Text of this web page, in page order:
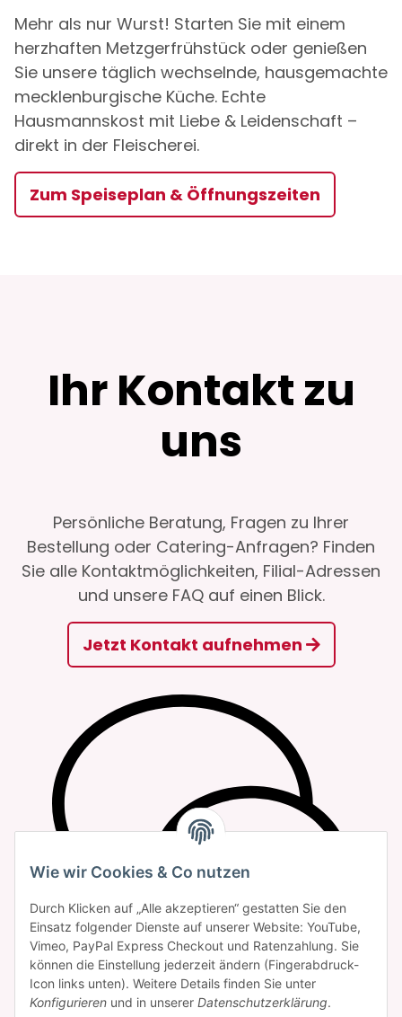
Mehr als nur Wurst! Starten Sie mit einem
herzhaften Metzgerfrühstück oder genießen
Sie unsere täglich wechselnde, hausgemachte
mecklenburgische Küche. Echte
Hausmannskost mit Liebe & Leidenschaft –
direkt in der Fleischerei.
Zum Speiseplan & Öffnungszeiten
Ihr Kontakt zu
uns
Persönliche Beratung, Fragen zu Ihrer
Bestellung oder Catering-Anfragen? Finden
Sie alle Kontaktmöglichkeiten, Filial-Adressen
und unsere FAQ auf einen Blick.
Jetzt Kontakt aufnehmen
Wie wir Cookies & Co nutzen
Durch Klicken auf „Alle akzeptieren“ gestatten Sie den
Einsatz folgender Dienste auf unserer Website: YouTube,
Vimeo, PayPal Express Checkout und Ratenzahlung. Sie
können die Einstellung jederzeit ändern (Fingerabdruck-
Icon links unten). Weitere Details finden Sie unter
Konfigurieren und in unserer Datenschutzerklärung.